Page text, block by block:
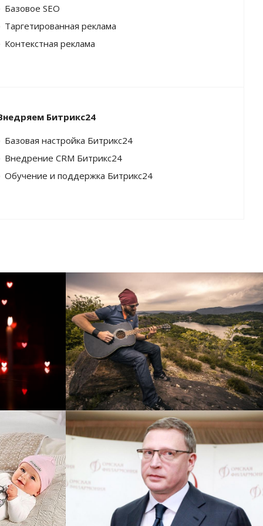
Базовое SEO
Таргетированная реклама
Контекстная реклама
Битрикс24
Базовая настройка Битрикс24
Внедрение CRM Битрикс24
Обучение и поддержка Битрикс24
Перевод интернет-магазина
Guitaramania.ru на 1С-
Битрикс
Смотреть проект
Сайт кандидата в
губернаторы Буркова
Александра Леонидовича